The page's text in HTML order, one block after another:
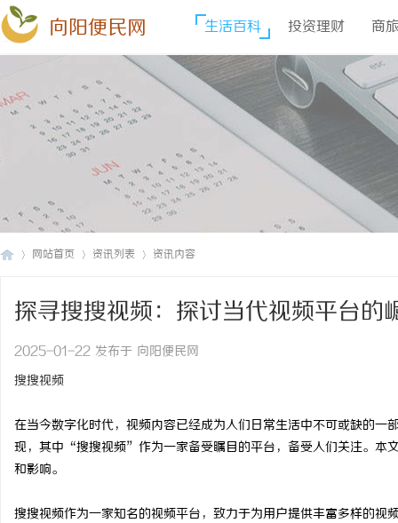
向阳便民网 生活百科 投资理财 商
网站首页 资讯列表 资讯内容
探寻搜搜视频：探讨当代视频平台的
2025-01-22 发布于 向阳便民网
搜搜视频
在当今数字化时代，视频内容已经成为人们日常生活中不可或缺的
现，其中“搜搜视频”作为一家备受瞩目的平台，备受人们关注。本
和影响。
搜搜视频作为一家知名的视频平台，致力于为用户提供丰富多样的